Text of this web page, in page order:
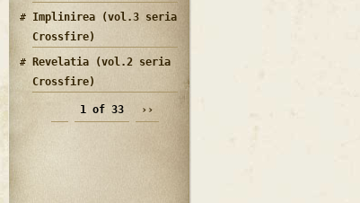
Implinirea (vol.3 seria
Crossfire)
Revelatia (vol.2 seria
Crossfire)
1 of 33 ››